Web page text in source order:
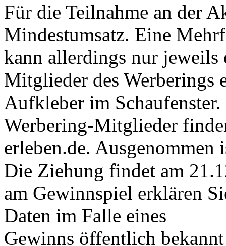
Für die Teilnahme an der
Mindestumsatz. Eine
kann allerdings nur jeweils
Mitglieder des Werberings
Aufkleber im
Werbering-Mitglieder
erleben.de.
Die Ziehung findet am
am Gewinnspiel erklären
Daten im Falle eines
Gewinns öffentlich